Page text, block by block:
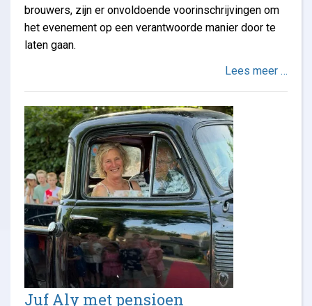
brouwers, zijn er onvoldoende voorinschrijvingen om
het evenement op een verantwoorde manier door te
laten gaan.
Lees meer …
Juf Aly met pensioen